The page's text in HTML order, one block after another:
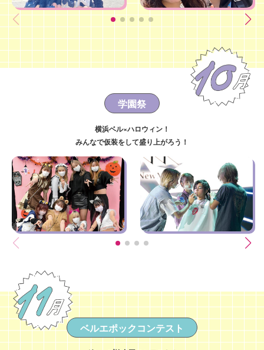
学園祭
横浜ベル×ハロウィン！
みんなで仮装をして盛り上がろう！
ベルエポックコンテスト